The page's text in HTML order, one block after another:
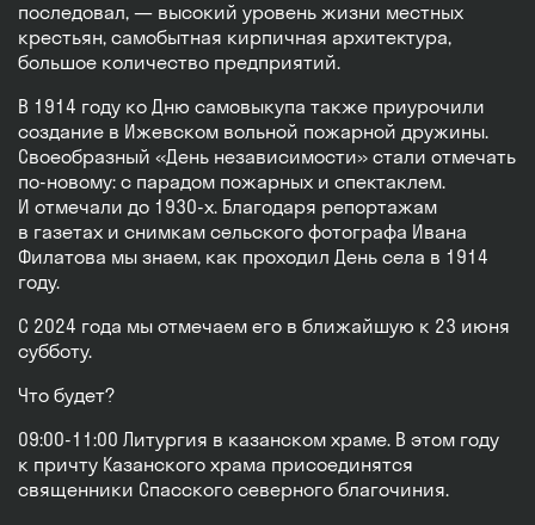
последовал, — высокий уровень жизни местных
крестьян, самобытная кирпичная архитектура,
большое количество предприятий.
В 1914 году ко Дню самовыкупа также приурочили
создание в Ижевском вольной пожарной дружины.
Своеобразный «День независимости» стали отмечать
по-новому: с парадом пожарных и спектаклем.
И отмечали до 1930-х. Благодаря репортажам
в газетах и снимкам сельского фотографа Ивана
Филатова мы знаем, как проходил День села в 1914
году.
С 2024 года мы отмечаем его в ближайшую к 23 июня
субботу.
Что будет?
09:00-11:00 Литургия в казанском храме. В этом году
к причту Казанского храма присоединятся
священники Спасского северного благочиния.